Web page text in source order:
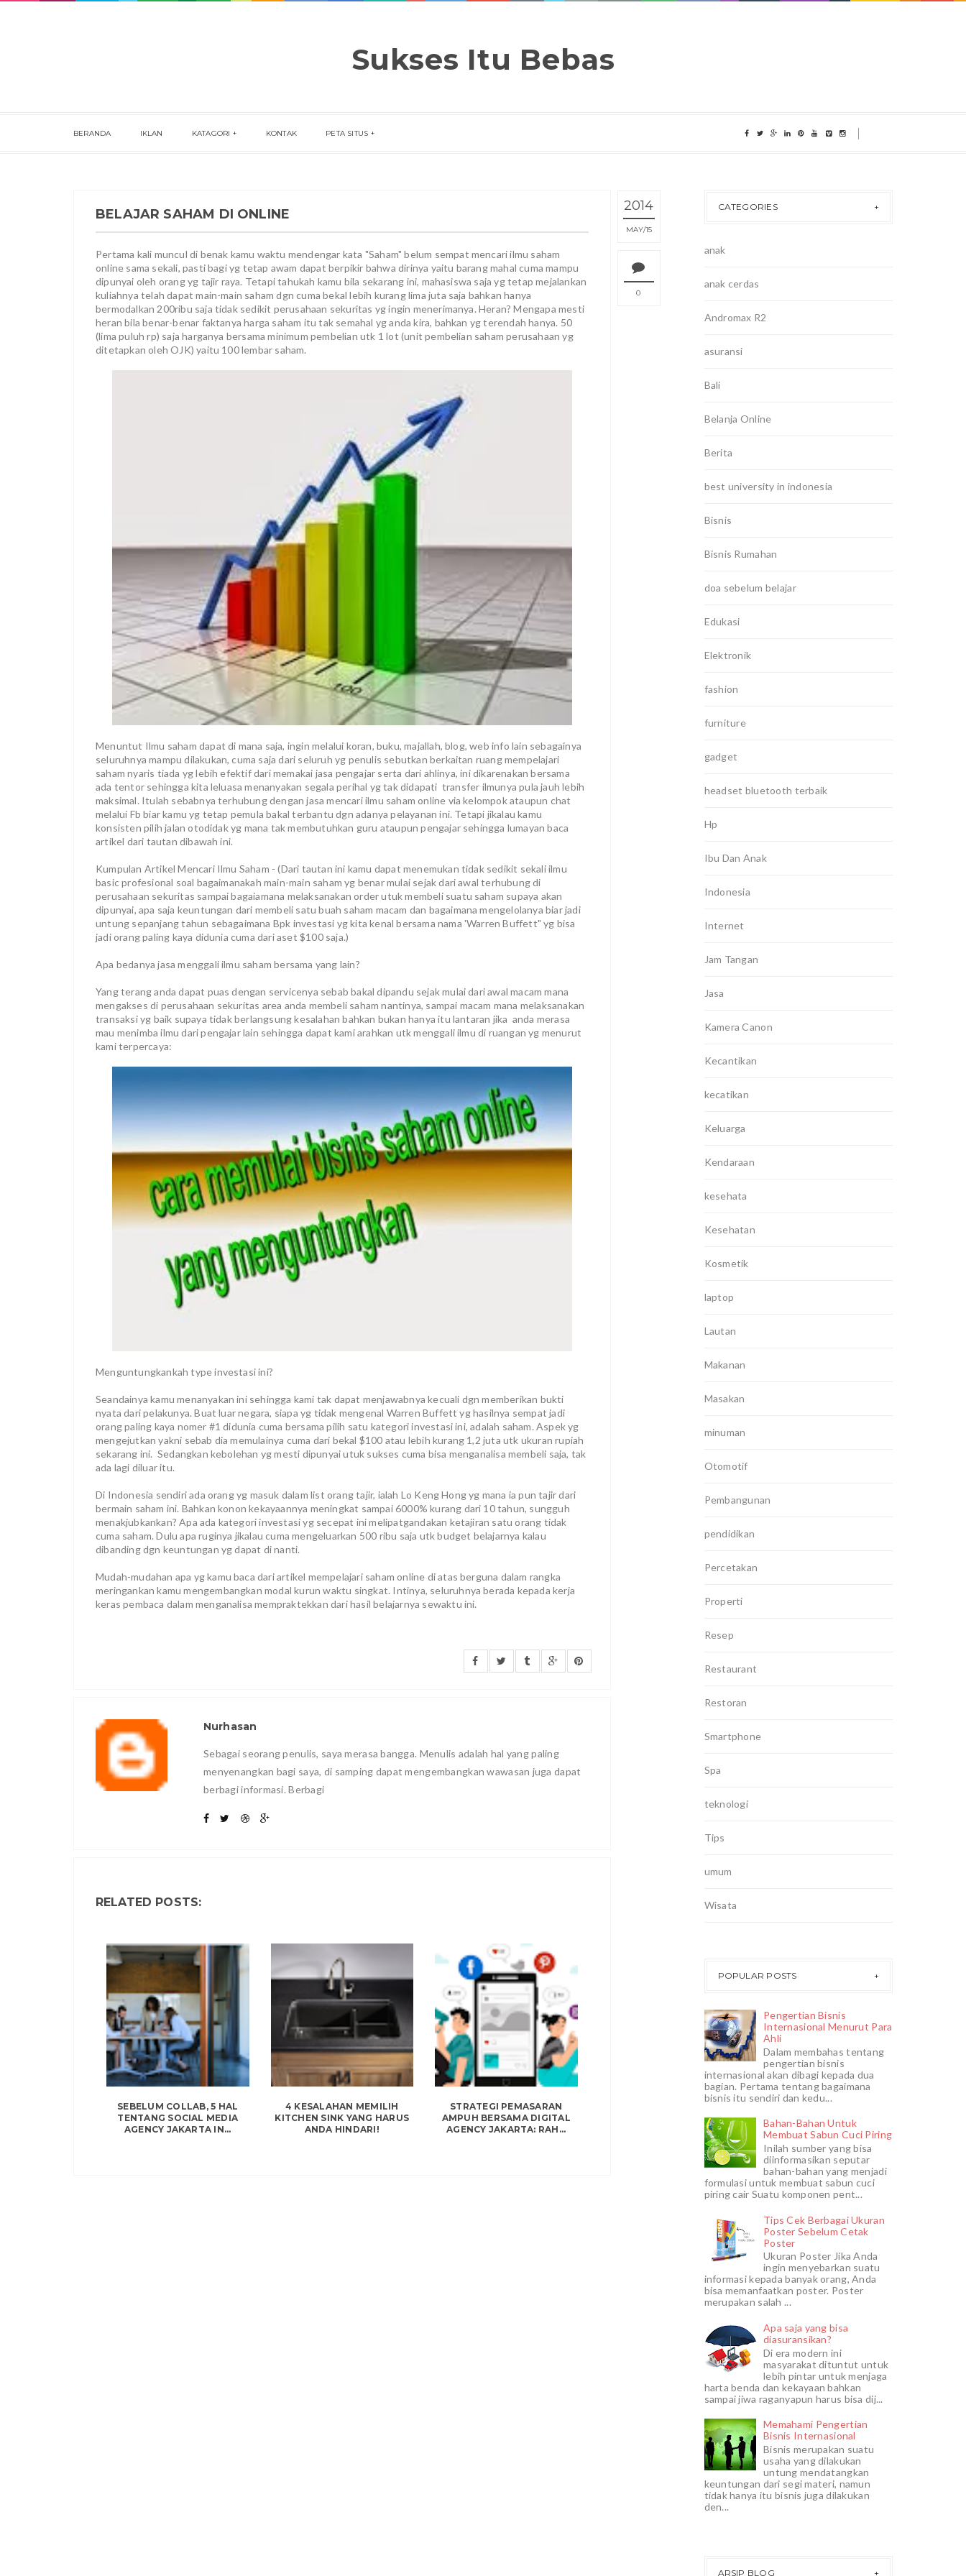
Sukses Itu Bebas
BERANDA IKLAN KATAGORI KONTAK PETA SITUS
2014
MAY 15
0
BELAJAR SAHAM DI ONLINE
Pertama kali muncul di benak kamu waktu mendengar kata "Saham" belum sempat mencari ilmu saham
online sama sekali, pasti bagi yg tetap awam dapat berpikir bahwa dirinya yaitu barang mahal cuma mampu
dipunyai oleh orang yg tajir raya. Tetapi tahukah kamu bila sekarang ini, mahasiswa saja yg tetap mejalankan
kuliahnya telah dapat main-main saham dgn cuma bekal lebih kurang lima juta saja bahkan hanya
bermodalkan 200ribu saja tidak sedikit perusahaan sekuritas yg ingin menerimanya. Heran? Mengapa mesti
heran bila benar-benar faktanya harga saham itu tak semahal yg anda kira, bahkan yg terendah hanya. 50
(lima puluh rp) saja harganya bersama minimum pembelian utk 1 lot (unit pembelian saham perusahaan yg
ditetapkan oleh OJK) yaitu 100 lembar saham.
Menuntut Ilmu saham dapat di mana saja, ingin melalui koran, buku, majallah, blog, web info lain sebagainya
seluruhnya mampu dilakukan, cuma saja dari seluruh yg penulis sebutkan berkaitan ruang mempelajari
saham nyaris tiada yg lebih efektif dari memakai jasa pengajar serta dari ahlinya, ini dikarenakan bersama
ada tentor sehingga kita leluasa menanyakan segala perihal yg tak didapati transfer ilmunya pula jauh lebih
maksimal. Itulah sebabnya terhubung dengan jasa mencari ilmu saham online via kelompok ataupun chat
melalui Fb biar kamu yg tetap pemula bakal terbantu dgn adanya pelayanan ini. Tetapi jikalau kamu
konsisten pilih jalan otodidak yg mana tak membutuhkan guru ataupun pengajar sehingga lumayan baca
artikel dari tautan dibawah ini.
Kumpulan Artikel Mencari Ilmu Saham - (Dari tautan ini kamu dapat menemukan tidak sedikit sekali ilmu
basic profesional soal bagaimanakah main-main saham yg benar mulai sejak dari awal terhubung di
perusahaan sekuritas sampai bagaiamana melaksanakan order utuk membeli suatu saham supaya akan
dipunyai, apa saja keuntungan dari membeli satu buah saham macam dan bagaimana mengelolanya biar jadi
untung sepanjang tahun sebagaimana Bpk investasi yg kita kenal bersama nama 'Warren Buffett" yg bisa
jadi orang paling kaya didunia cuma dari aset $100 saja.)
Apa bedanya jasa menggali ilmu saham bersama yang lain?
Yang terang anda dapat puas dengan servicenya sebab bakal dipandu sejak mulai dari awal macam mana
mengakses di perusahaan sekuritas area anda membeli saham nantinya, sampai macam mana melaksanakan
transaksi yg baik supaya tidak berlangsung kesalahan bahkan bukan hanya itu lantaran jika anda merasa
mau menimba ilmu dari pengajar lain sehingga dapat kami arahkan utk menggali ilmu di ruangan yg menurut
kami terpercaya:
Menguntungkankah type investasi ini?
Seandainya kamu menanyakan ini sehingga kami tak dapat menjawabnya kecuali dgn memberikan bukti
nyata dari pelakunya. Buat luar negara, siapa yg tidak mengenal Warren Buffett yg hasilnya sempat jadi
orang paling kaya nomer #1 didunia cuma bersama pilih satu kategori investasi ini, adalah saham. Aspek yg
mengejutkan yakni sebab dia memulainya cuma dari bekal $100 atau lebih kurang 1,2 juta utk ukuran rupiah
sekarang ini. Sedangkan kebolehan yg mesti dipunyai utuk sukses cuma bisa menganalisa membeli saja, tak
ada lagi diluar itu.
Di Indonesia sendiri ada orang yg masuk dalam list orang tajir, ialah Lo Keng Hong yg mana ia pun tajir dari
bermain saham ini. Bahkan konon kekayaannya meningkat sampai 6000% kurang dari 10 tahun, sungguh
menakjubkankan? Apa ada kategori investasi yg secepat ini melipatgandakan ketajiran satu orang tidak
cuma saham. Dulu apa ruginya jikalau cuma mengeluarkan 500 ribu saja utk budget belajarnya kalau
dibanding dgn keuntungan yg dapat di nanti.
Mudah-mudahan apa yg kamu baca dari artikel mempelajari saham online di atas berguna dalam rangka
meringankan kamu mengembangkan modal kurun waktu singkat. Intinya, seluruhnya berada kepada kerja
keras pembaca dalam menganalisa mempraktekkan dari hasil belajarnya sewaktu ini.
Nurhasan
Sebagai seorang penulis, saya merasa bangga. Menulis adalah hal yang paling
menyenangkan bagi saya, di samping dapat mengembangkan wawasan juga dapat
berbagi informasi. Berbagi
RELATED POSTS:
SEBELUM COLLAB, 5 HAL
TENTANG SOCIAL MEDIA
AGENCY JAKARTA IN...
4 KESALAHAN MEMILIH
KITCHEN SINK YANG HARUS
ANDA HINDARI!
STRATEGI PEMASARAN
AMPUH BERSAMA DIGITAL
AGENCY JAKARTA: RAH...
CATEGORIES
anak
anak cerdas
Andromax R2
asuransi
Bali
Belanja Online
Berita
best university in indonesia
Bisnis
Bisnis Rumahan
doa sebelum belajar
Edukasi
Elektronik
fashion
furniture
gadget
headset bluetooth terbaik
Hp
Ibu Dan Anak
Indonesia
Internet
Jam Tangan
Jasa
Kamera Canon
Kecantikan
kecatikan
Keluarga
Kendaraan
kesehata
Kesehatan
Kosmetik
laptop
Lautan
Makanan
Masakan
minuman
Otomotif
Pembangunan
pendidikan
Percetakan
Properti
Resep
Restaurant
Restoran
Smartphone
Spa
teknologi
Tips
umum
Wisata
POPULAR POSTS
Pengertian Bisnis
Internasional Menurut Para
Ahli
Dalam membahas tentang
pengertian bisnis
internasional akan dibagi kepada dua
bagian. Pertama tentang bagaimana
bisnis itu sendiri dan kedu...
Bahan-Bahan Untuk
Membuat Sabun Cuci Piring
Inilah sumber yang bisa
diinformasikan seputar
bahan-bahan yang menjadi
formulasi untuk membuat sabun cuci
piring cair Suatu komponen pent...
Tips Cek Berbagai Ukuran
Poster Sebelum Cetak
Poster
Ukuran Poster Jika Anda
ingin menyebarkan suatu
informasi kepada banyak orang, Anda
bisa memanfaatkan poster. Poster
merupakan salah ...
Apa saja yang bisa
diasuransikan?
Di era modern ini
masyarakat dituntut untuk
lebih pintar untuk menjaga
harta benda dan kekayaan bahkan
sampai jiwa raganyapun harus bisa dij...
Memahami Pengertian
Bisnis Internasional
Bisnis merupakan suatu
usaha yang dilakukan
untung mendatangkan
keuntungan dari segi materi, namun
tidak hanya itu bisnis juga dilakukan
den...
ARSIP BLOG